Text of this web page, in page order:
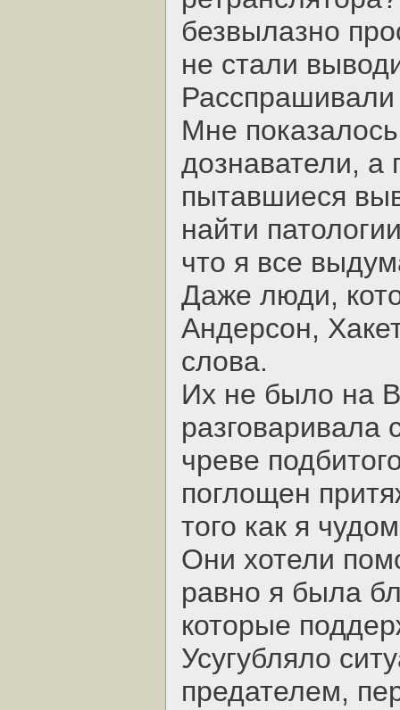
безвылазно
не стали
Мне
дознаватели, а
пытавшиеся
найти
что я все
Даже люди,
Андерсон,
слова.
Их не было на
разговаривала
чреве
поглощен
того как я
Они хотели
равно я была
которые
Усугубляло
предателем,